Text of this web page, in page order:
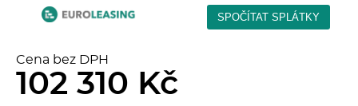
Kotle
Cena bez DPH
102 310 Kč